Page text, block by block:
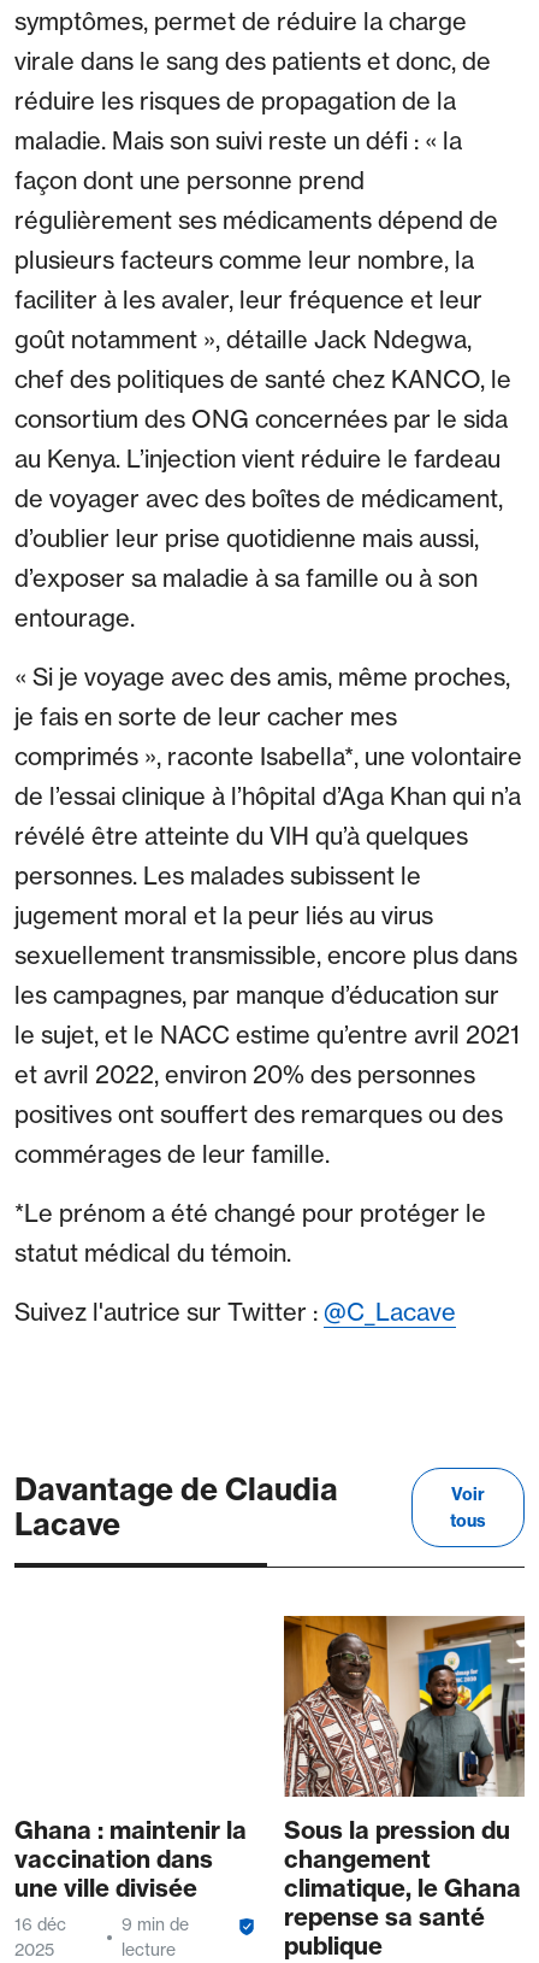
symptômes, permet de réduire la charge
virale dans le sang des patients et donc, de
réduire les risques de propagation de la
maladie. Mais son suivi reste un défi : « la
façon dont une personne prend
régulièrement ses médicaments dépend de
plusieurs facteurs comme leur nombre, la
faciliter à les avaler, leur fréquence et leur
goût notamment », détaille Jack Ndegwa,
chef des politiques de santé chez KANCO, le
consortium des ONG concernées par le sida
au Kenya. L’injection vient réduire le fardeau
de voyager avec des boîtes de médicament,
d’oublier leur prise quotidienne mais aussi,
d’exposer sa maladie à sa famille ou à son
entourage.
« Si je voyage avec des amis, même proches,
je fais en sorte de leur cacher mes
comprimés », raconte Isabella*, une volontaire
de l’essai clinique à l’hôpital d’Aga Khan qui n’a
révélé être atteinte du VIH qu’à quelques
personnes. Les malades subissent le
jugement moral et la peur liés au virus
sexuellement transmissible, encore plus dans
les campagnes, par manque d’éducation sur
le sujet, et le NACC estime qu’entre avril 2021
et avril 2022, environ 20% des personnes
positives ont souffert des remarques ou des
commérages de leur famille.
*Le prénom a été changé pour protéger le
statut médical du témoin.
Suivez l'autrice sur Twitter : @C_Lacave
Davantage de Claudia
Lacave
Voir
tous
Ghana : maintenir la
vaccination dans
une ville divisée
16 déc
2025
9 min de
lecture
Sous la pression du
changement
climatique, le Ghana
repense sa santé
publique